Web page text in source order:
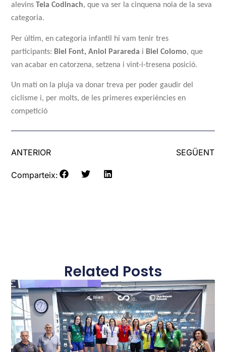
alevinsTeia Codinach, que va ser la cinquena noia de la seva
categoria.
Per últim, en categoria infantil hi vam tenir tres
participants: Biel Font, Aniol Parareda i Biel Colomo, que
van acabar en catorzena, setzena i vint-i-tresena posició.
Un matí on la pluja va donar treva per poder gaudir del
ciclisme i, per molts, de les primeres experiències en
competició
ANTERIOR SEGÜENT
Comparteix:
Related Posts